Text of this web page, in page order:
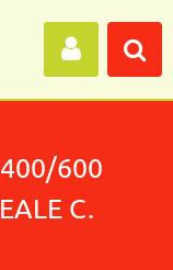
600
C.